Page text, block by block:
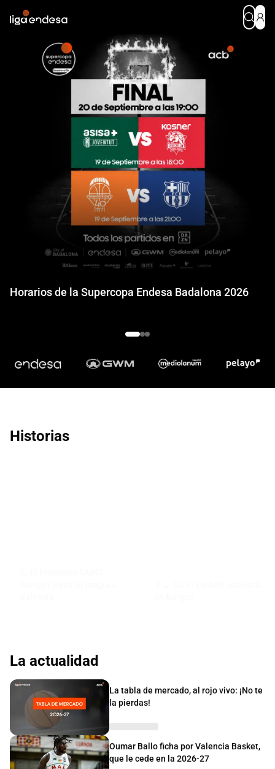
Horarios de la Supercopa Endesa Badalona 2026
Historias
La actualidad
La tabla de mercado, al rojo vivo: ¡No te
la pierdas!
Oumar Ballo ficha por Valencia Basket,
que le cede en la 2026-27